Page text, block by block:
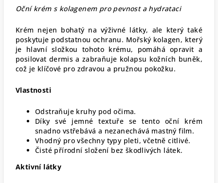
Oční krém s kolagenem pro pevnost a hydrataci
Krém nejen bohatý na výživné látky, ale který také
poskytuje podstatnou ochranu. Mořský kolagen, který
je hlavní složkou tohoto krému, pomáhá opravit a
posilovat dermis a zabraňuje kolapsu kožních buněk,
což je klíčové pro zdravou a pružnou pokožku.
Vlastnosti
Odstraňuje kruhy pod očima.
Díky své jemné textuře se tento oční krém
snadno vstřebává a nezanechává mastný film.
Vhodný pro všechny typy pleti, včetně citlivé.
Čisté přírodní složení bez škodlivých látek.
Aktivní látky